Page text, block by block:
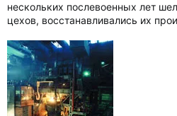
нескольких послевоенных лет
цехов, восстанавливались их